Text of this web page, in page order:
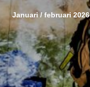
Januari / februari 2026